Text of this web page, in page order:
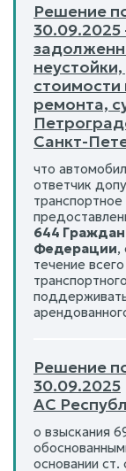
Решение
30.09.2025
стоимости
ремонта,
Санкт-
что
ответчик
644
Федерации,
течение
Решение
30.09.2025
АС
о взыскания
основании ст.